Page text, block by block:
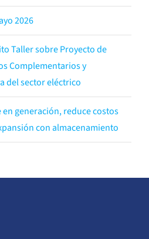
2026
Taller sobre Proyecto de
Complementarios y
del sector eléctrico
generación, reduce costos
con almacenamiento